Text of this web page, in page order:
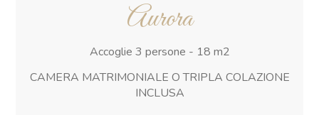
Aurora
Accoglie 3 persone - 18 m2
CAMERA MATRIMONIALE O TRIPLA COLAZIONE
INCLUSA